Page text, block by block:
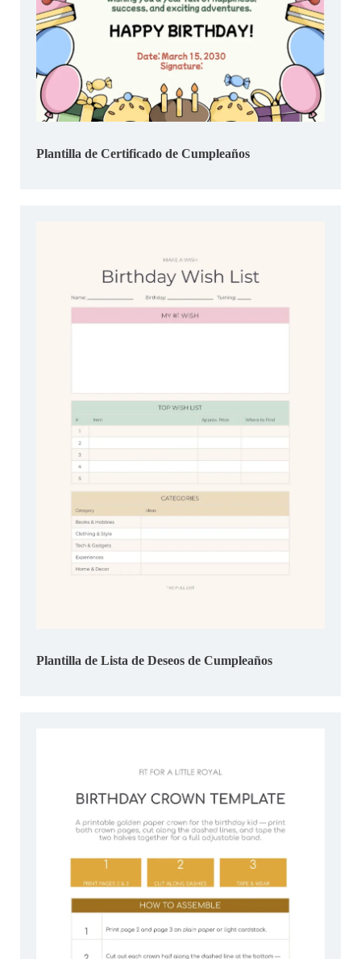
Plantilla de Certificado de Cumpleaños
Plantilla de Lista de Deseos de Cumpleaños